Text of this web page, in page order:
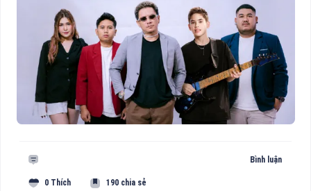
Bình luận
0 Thích 190 chia sẻ